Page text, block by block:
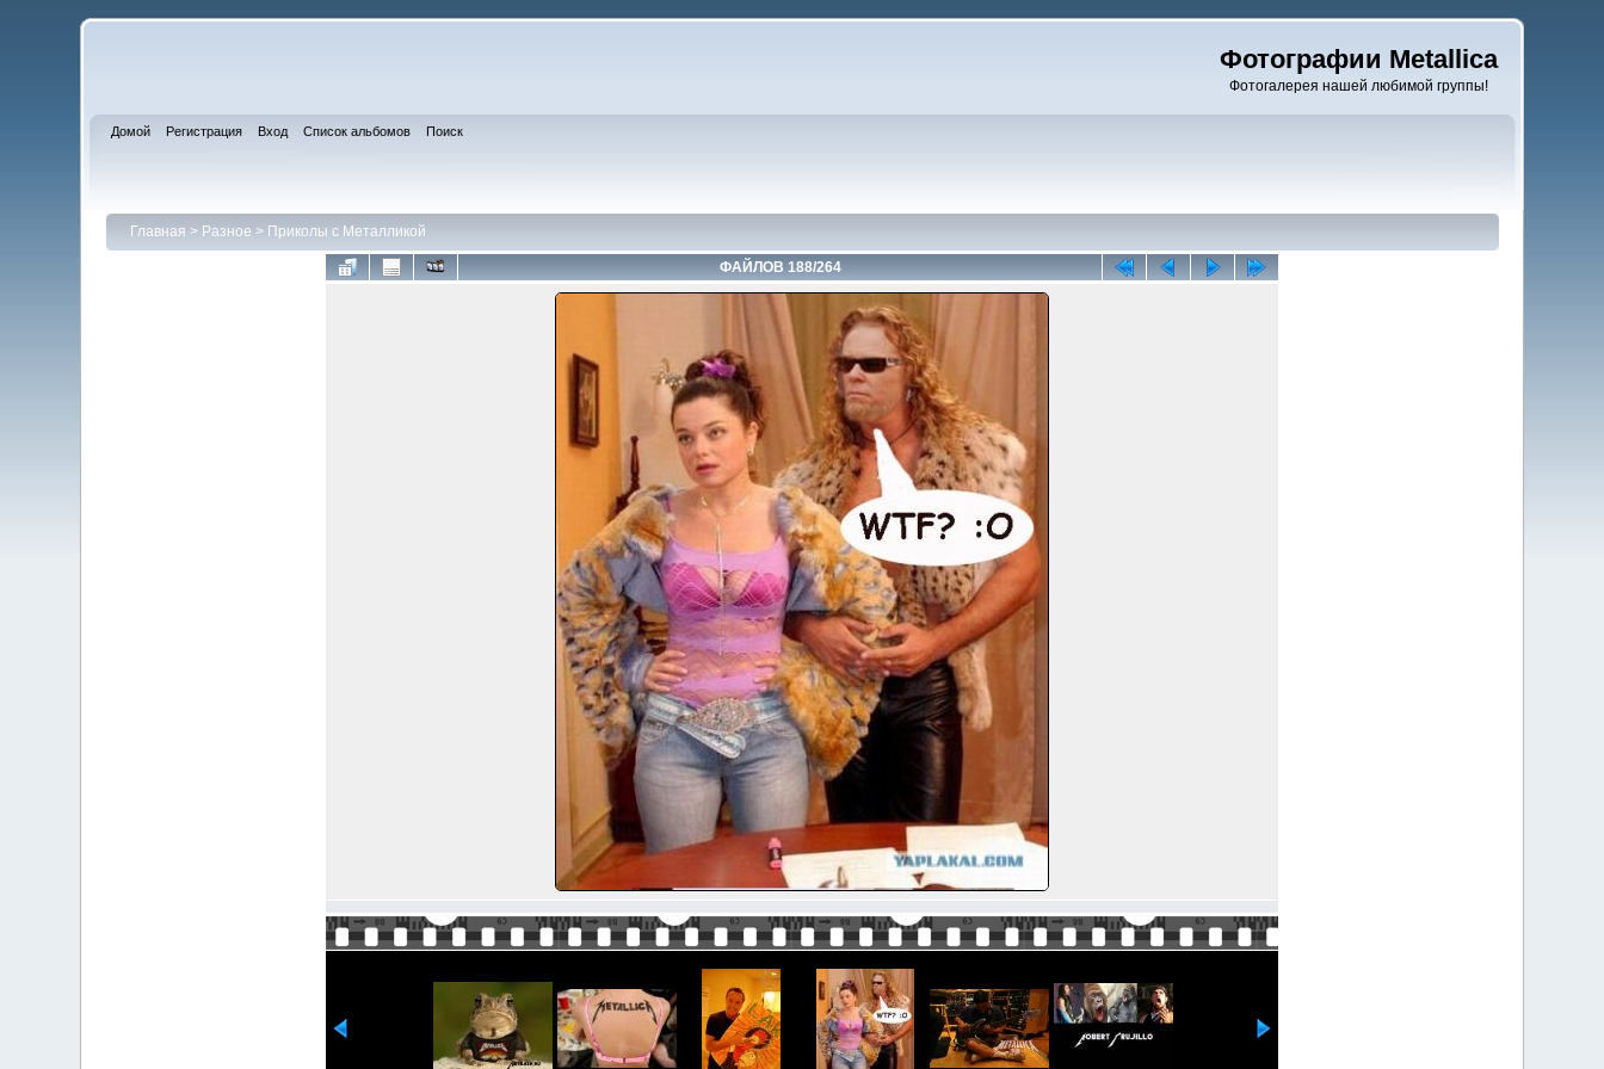
Фотографии Metallica
Фотогалерея нашей любимой группы!
Домой Регистрация Вход Список альбомов Поиск
Главная > Разное > Приколы с Металликой
ФАЙЛОВ 188/264